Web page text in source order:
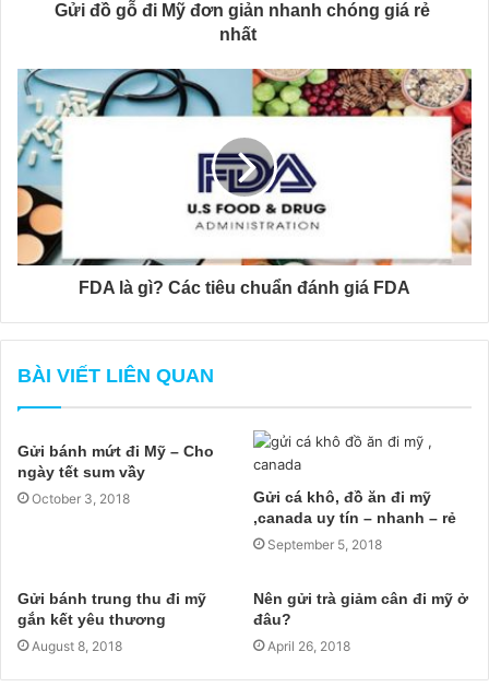
Gửi đồ gỗ đi Mỹ đơn giản nhanh chóng giá rẻ
nhất
FDA là gì? Các tiêu chuẩn đánh giá FDA
BÀI VIẾT LIÊN QUAN
Gửi bánh mứt đi Mỹ – Cho
ngày tết sum vầy
October 3, 2018
Gửi cá khô, đồ ăn đi mỹ
,canada uy tín – nhanh – rẻ
September 5, 2018
Gửi bánh trung thu đi mỹ
gắn kết yêu thương
August 8, 2018
Nên gửi trà giảm cân đi mỹ ở
đâu?
April 26, 2018